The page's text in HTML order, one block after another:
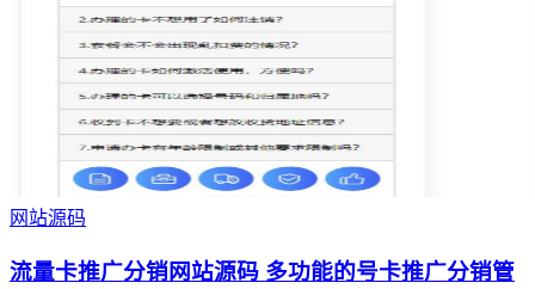
网站源码
流量卡推广分销网站源码 多功能的号卡推广分销管